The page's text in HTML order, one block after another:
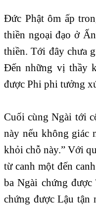
Đức Phật ôm ấp
thiền ngoại đạo ở
thiền. Tới đây chưa
Đến những vị thầy
được Phi phi tưởng
Cuối cùng Ngài tới
này nếu không giác
khỏi chỗ này.” Với
từ canh một đến
ba Ngài chứng
chứng được Lậu tận